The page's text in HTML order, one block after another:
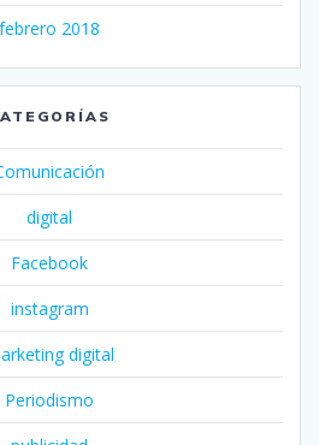
febrero 2018
digital
Facebook
instagram
digital
Periodismo